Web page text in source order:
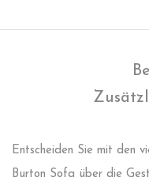
Entscheiden Sie mit den
Burton Sofa über die